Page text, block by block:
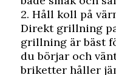
2. Håll koll på
Direkt grillning
grillning är bäst
du börjar och
briketter håller